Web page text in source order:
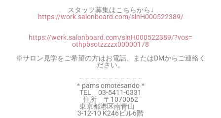
スタッフ募集はこちらから↓
https://work.salonboard.com/slnH000522389/
https://work.salonboard.com/slnH000522389/?vos=
othpbsotzzzzx00000178
※サロン見学をご希望の方はお電話、
またはDMからご連絡く
ださい。
– – – – – – – – – – –
＊pams omotesando＊
TEL 03-5411-0331
住所 〒1070062
東京都港区南青山
3-12-10 K246ビル6階